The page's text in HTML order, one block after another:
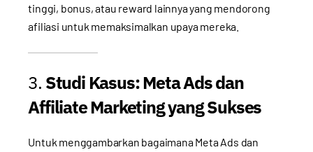
tinggi, bonus, atau reward lainnya yang mendorong
afiliasi untuk memaksimalkan upaya mereka.
3. Studi Kasus: Meta Ads dan
Affiliate Marketing yang Sukses
Untuk menggambarkan bagaimana Meta Ads dan